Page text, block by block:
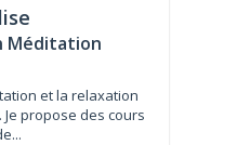
Méditation
et la relaxation
propose des cours